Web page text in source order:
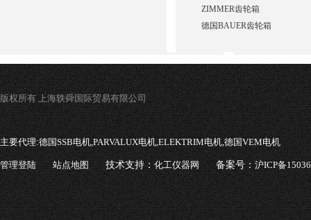
ZIMMER齿轮箱
德国BAUER齿轮箱
版权所有 上海轶舜国际贸易有限公司
主要代理:德国SSB电机,PARVALUX电机,ELEKTRIM电机,德国VEM电机
管理登陆 站点地图 技术支持：化工仪器网 备案号：沪ICP备